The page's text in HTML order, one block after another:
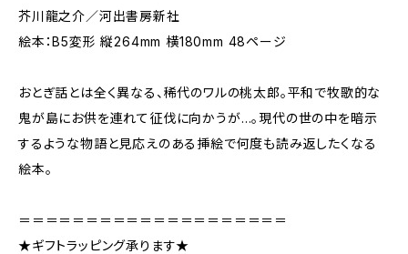
芥川龍之介／河出書房新社
絵本：B5変形 縦264mm 横180mm 48ページ
おとぎ話とは全く異なる、稀代のワルの桃太郎。平和で牧歌的な
鬼が島にお供を連れて征伐に向かうが…。現代の世の中を暗示
するような物語と見応えのある挿絵で何度も読み返したくなる
絵本。
＝＝＝＝＝＝＝＝＝＝＝＝＝＝＝＝＝＝＝＝
★ギフトラッピング承ります★